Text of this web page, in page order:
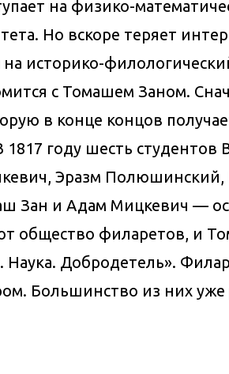
на физико-
Но вскоре теряет
историко-
с Томашем Заном.
в конце концов
году шесть студентов
Эразм Полюшинский,
Зан и Адам Мицкевич —
общество филаретов, и
Наука. Добродетель».
Большинство из них